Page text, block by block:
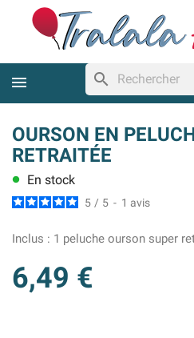
search
OURSON EN
RETRAITÉE
lens En stock
5 / 5 - 1 avis
Inclus : 1 peluche ourson super
6,49 €